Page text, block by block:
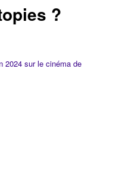
?
2024 sur le cinéma de